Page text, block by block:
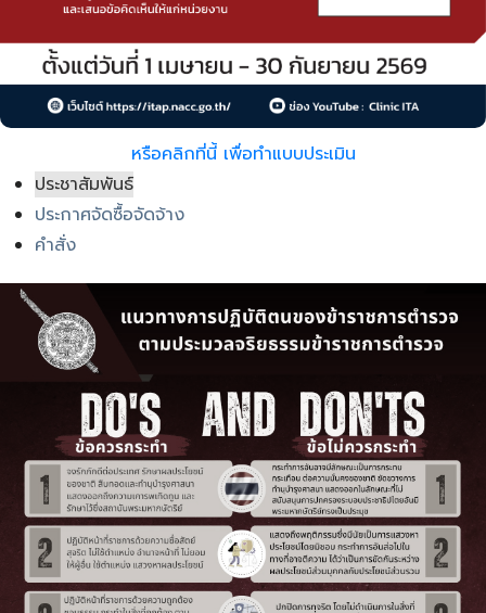
หรือคลิกที่นี้ เพื่อทำแบบประเมิน
ประชาสัมพันธ์
ประกาศจัดซื้อจัดจ้าง
คำสั่ง